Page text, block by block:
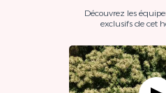
Découvrez les
exclusifs de cet